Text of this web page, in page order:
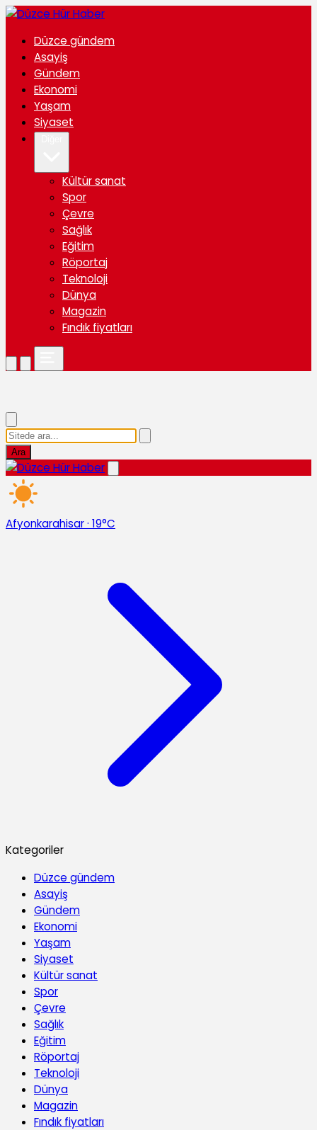
Düzce gündem
Asayiş
Gündem
Ekonomi
Yaşam
Siyaset
Kültür sanat
Spor
Çevre
Sağlık
Eğitim
Röportaj
Teknoloji
Dünya
Magazin
Fındık fiyatları
Ara
Afyonkarahisar· 19°C
Kategoriler
Düzce gündem
Asayiş
Gündem
Ekonomi
Yaşam
Siyaset
Kültür sanat
Spor
Çevre
Sağlık
Eğitim
Röportaj
Teknoloji
Dünya
Magazin
Fındık fiyatları